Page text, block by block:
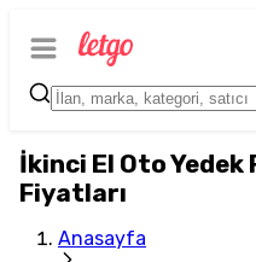
İkinci El Oto Yedek
Fiyatları
Anasayfa